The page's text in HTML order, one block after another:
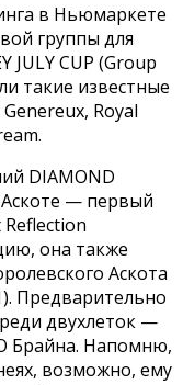
в Ньюмаркете
группы для
JULY CUP (Group
такие известные
Royal
DIAMOND
Аскоте — первый
она также
Аскота
Предварительно
двухлеток —
Брайна. Напомню,
возможно, ему